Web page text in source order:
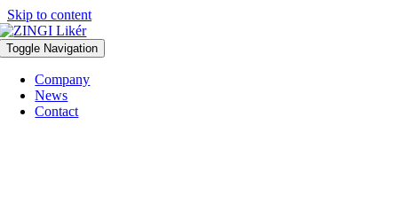
Skip to content
Toggle Navigation
Company
News
Contact